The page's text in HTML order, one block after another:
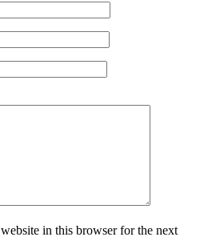
in this browser for the next